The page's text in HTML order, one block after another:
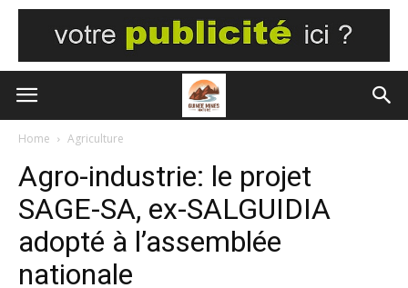
Home Agriculture
Agro-industrie: le projet
SAGE-SA, ex-SALGUIDIA
adopté à l’assemblée
nationale